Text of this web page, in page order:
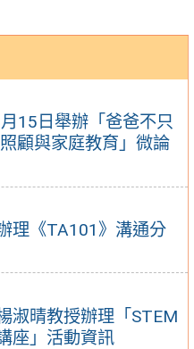
15日舉辦「爸爸不只
顧與家庭教育」微論
理《TA101》溝通分
淑晴教授辦理「STEM
座」活動資訊